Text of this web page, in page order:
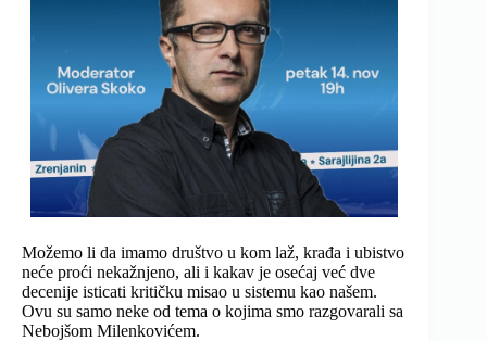
Možemo li da imamo društvo u kom laž, krađa i ubistvo
neće proći nekažnjeno, ali i kakav je osećaj već dve
decenije isticati kritičku misao u sistemu kao našem.
Ovu su samo neke od tema o kojima smo razgovarali sa
Nebojšom Milenkovićem.